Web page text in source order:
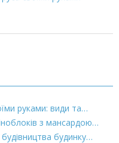
руками: види та…
з мансардою…
будинку…